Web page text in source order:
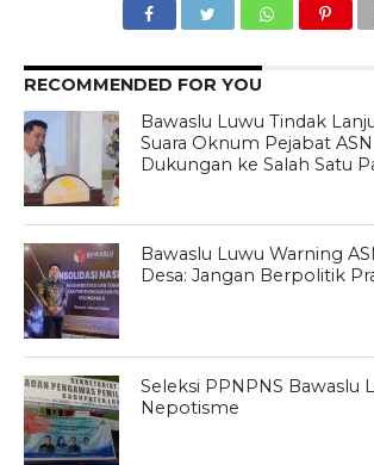
RECOMMENDED FOR YOU
Bawaslu Luwu Tindak
Suara Oknum Pejabat
Dukungan ke Salah Satu
Bawaslu Luwu Warning
Desa: Jangan Berpolitik
Seleksi PPNPNS Bawaslu
Nepotisme